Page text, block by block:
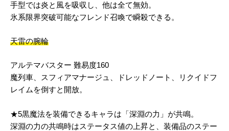
手型では炎と風を吸収し、他は全て無効。
氷系限界突破可能なフレンド召喚で瞬殺できる。
天雷の腕輪
アルテマバスター 難易度160
魔列車、スフィアマナージュ、ドレッドノート、リクイドフ
レイムを倒すと開放。
★5黒魔法を装備できるキャラは「深淵の力」が共鳴。
深淵の力の共鳴時はステータス値の上昇と、装備品のステー